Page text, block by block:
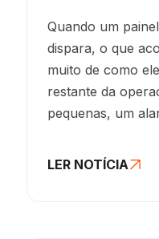
Quando um
dispara, o que
muito de como
restante da
pequenas, um
LER NOTÍCIA